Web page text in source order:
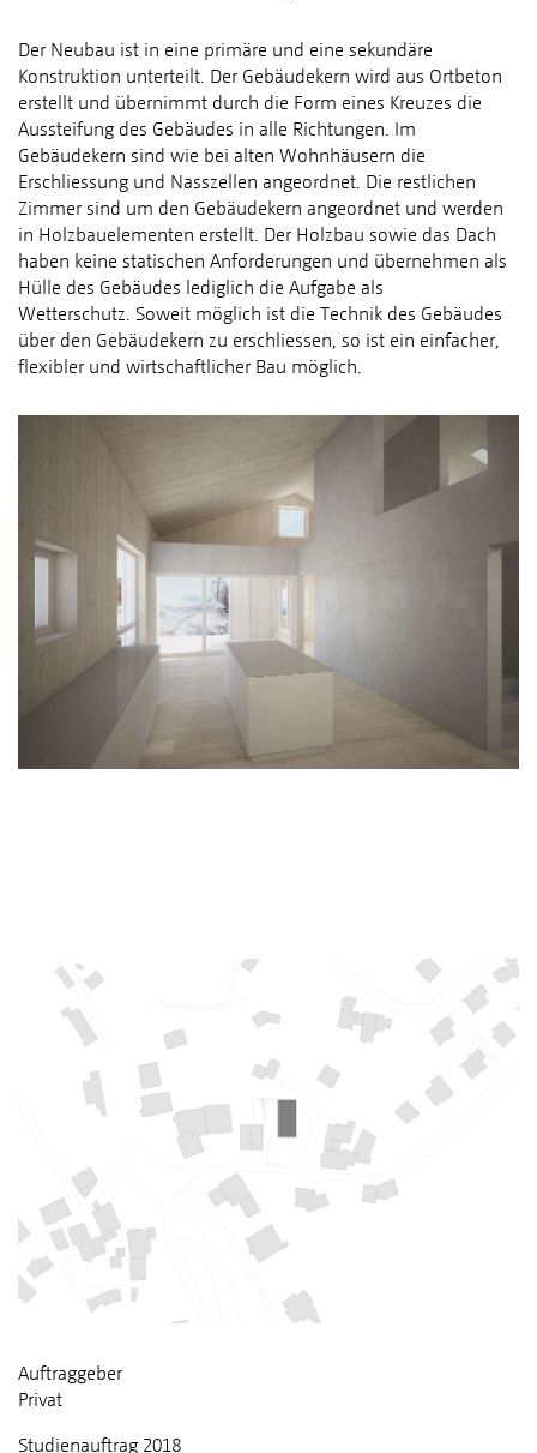
Der Neubau ist in eine primäre und eine sekundäre
Konstruktion unterteilt. Der Gebäudekern wird aus Ortbeton
erstellt und übernimmt durch die Form eines Kreuzes die
Aussteifung des Gebäudes in alle Richtungen. Im
Gebäudekern sind wie bei alten Wohnhäusern die
Erschliessung und Nasszellen angeordnet. Die restlichen
Zimmer sind um den Gebäudekern angeordnet und werden
in Holzbauelementen erstellt. Der Holzbau sowie das Dach
haben keine statischen Anforderungen und übernehmen als
Hülle des Gebäudes lediglich die Aufgabe als
Wetterschutz. Soweit möglich ist die Technik des Gebäudes
über den Gebäudekern zu erschliessen, so ist ein einfacher,
flexibler und wirtschaftlicher Bau möglich.
Auftraggeber
Privat
Studienauftrag 2018